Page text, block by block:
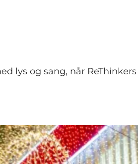
lys og sang, når